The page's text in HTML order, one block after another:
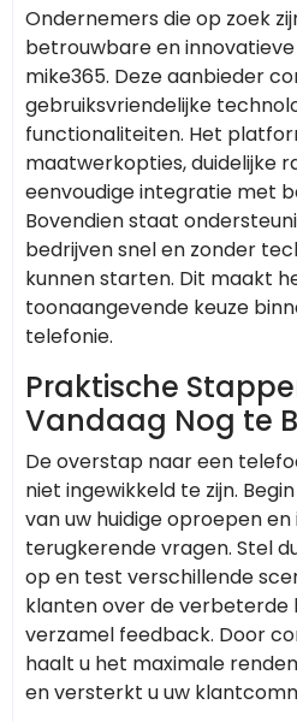
Ondernemers die op zoek
betrouwbare en
mike365. Deze aanbieder
gebruiksvriendelijke
functionaliteiten. Het
maatwerkopties, duidelijke
eenvoudige integratie met
Bovendien staat
bedrijven snel en zonder
kunnen starten. Dit maakt
toonaangevende keuze
telefonie.
Praktische
Vandaag Nog te
De overstap naar een
niet ingewikkeld te zijn.
van uw huidige oproepen
terugkerende vragen. Stel
op en test verschillende
klanten over de verbeterde
verzamel feedback. Door
haalt u het maximale
en versterkt u uw